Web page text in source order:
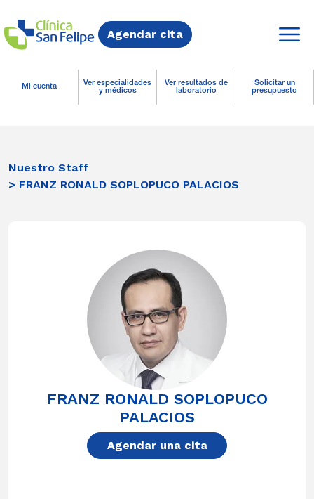
Agendar cita
Mi cuenta
Ver especialidades
y médicos
Ver resultados de
laboratorio
Solicitar un
presupuesto
Nuestro Staff
> FRANZ RONALD SOPLOPUCO PALACIOS
FRANZ RONALD SOPLOPUCO
PALACIOS
Agendar una cita